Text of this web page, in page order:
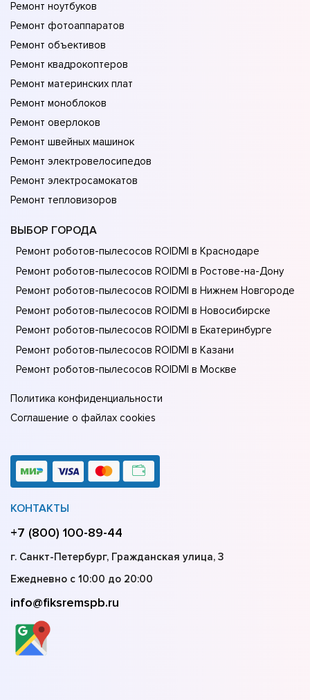
Ремонт ноутбуков
Ремонт фотоаппаратов
Ремонт объективов
Ремонт квадрокоптеров
Ремонт материнских плат
Ремонт моноблоков
Ремонт оверлоков
Ремонт швейных машинок
Ремонт электровелосипедов
Ремонт электросамокатов
Ремонт тепловизоров
ВЫБОР ГОРОДА
Ремонт роботов-пылесосов ROIDMI в Краснодаре
Ремонт роботов-пылесосов ROIDMI в Ростове-на-Донy
Ремонт роботов-пылесосов ROIDMI в Нижнем Новгороде
Ремонт роботов-пылесосов ROIDMI в Новосибирске
Ремонт роботов-пылесосов ROIDMI в Екатеринбурге
Ремонт роботов-пылесосов ROIDMI в Казани
Ремонт роботов-пылесосов ROIDMI в Москве
Политика конфиденциальности
Соглашение о файлах cookies
КОНТАКТЫ
+7 (800) 100-89-44
г. Санкт-Петербург, Гражданская улица, 3
Ежедневно с 10:00 до 20:00
info@fiksremspb.ru